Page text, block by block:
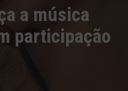
a música
participação